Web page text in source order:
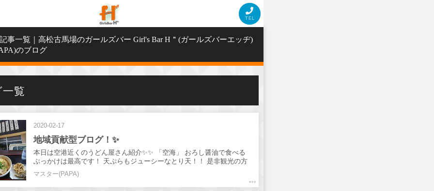
TEL
事一覧｜高松古馬場のガールズバー Girl's Bar H＂(ガールズバーエッヂ)
のブログ
覧
2020-02-17
地域貢献型ブログ！✨
本日は空港近くのうどん屋さん紹介✨✨ 「空海」 おろし醤油で食べる
ぶっかけは最高です！ 天ぷらもジューシーなとり天！！ 是非観光の方
にお勧めです！！ 本日もガールズバーH"で皆さんをお待ちしてます
よ！！😊
マスター(PAPA)